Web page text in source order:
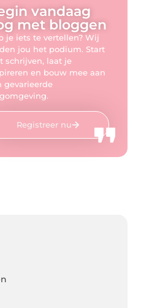
vandaag
met bloggen
je iets te vertellen? Wij
jou het podium. Start
schrijven, laat je
en bouw mee aan
gevarieerde
Registreer nu